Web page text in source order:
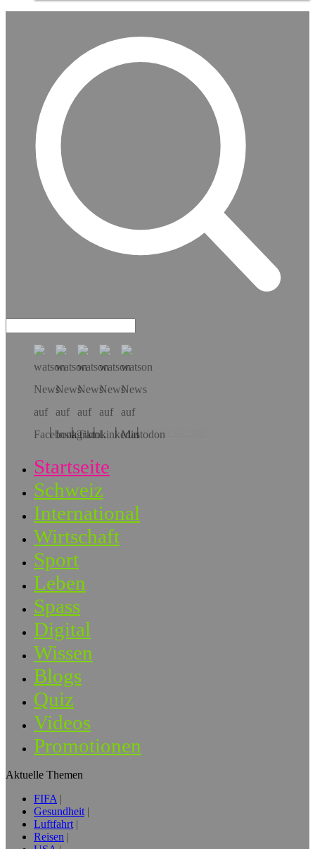
Hol dir die App!
Startseite
Schweiz
International
Wirtschaft
Sport
Leben
Spass
Digital
Wissen
Blogs
Quiz
Videos
Promotionen
Aktuelle Themen
FIFA
Gesundheit
Luftfahrt
Reisen